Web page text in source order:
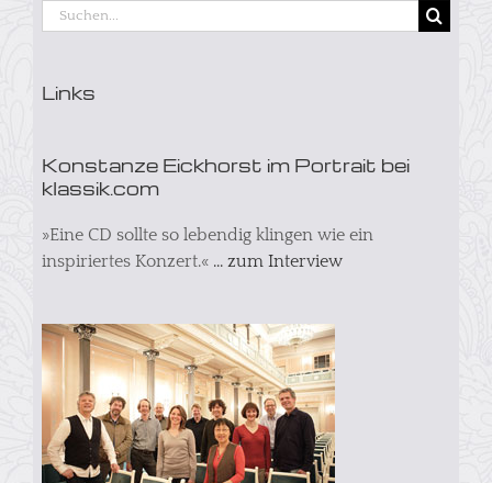
Suche
Links
Konstanze Eickhorst im Portrait bei
klassik.com
»Eine CD sollte so lebendig klingen wie ein
inspiriertes Konzert.« ... zum Interview